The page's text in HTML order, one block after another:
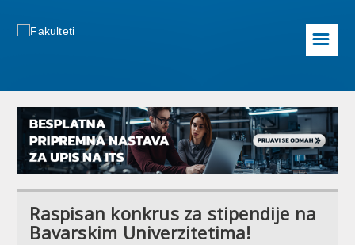
☰
Raspisan konkrus za stipendije na
Bavarskim Univerzitetima!